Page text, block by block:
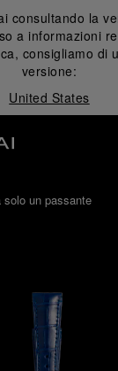
consultando la
a informazioni
consigliamo di
versione:
United States
un passante